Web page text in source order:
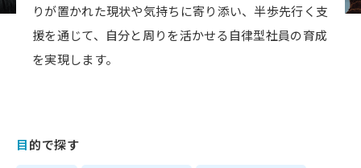
りが置かれた現状や気持ちに寄り添い、半歩先行く支
援を通じて、自分と周りを活かせる自律型社員の育成
を実現します。
目的で探す